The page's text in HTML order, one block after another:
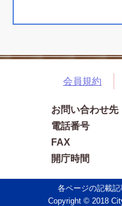
会員規約
お問い合わせ先
電話番号
FAX
開庁時間
各ページの記載
Copyright © 2018